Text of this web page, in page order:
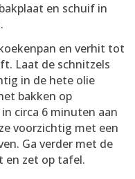
en schuif in
en verhit tot
Laat de schnitzels
in de hete olie
bakken op
circa 6 minuten aan
voorzichtig met een
Ga verder met de
en zet op tafel.